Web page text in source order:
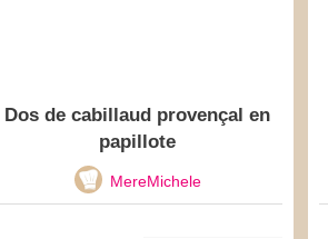
Dos de cabillaud provençal en
papillote
MereMichele